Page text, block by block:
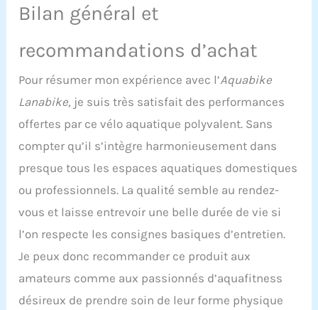
Bilan général et
recommandations d’achat
Pour résumer mon expérience avec l’Aquabike
Lanabike, je suis très satisfait des performances
offertes par ce vélo aquatique polyvalent. Sans
compter qu’il s’intègre harmonieusement dans
presque tous les espaces aquatiques domestiques
ou professionnels. La qualité semble au rendez-
vous et laisse entrevoir une belle durée de vie si
l’on respecte les consignes basiques d’entretien.
Je peux donc recommander ce produit aux
amateurs comme aux passionnés d’aquafitness
désireux de prendre soin de leur forme physique